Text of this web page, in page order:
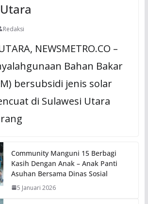
Redaksi
NEWSMETRO.CO –
Bahan Bakar
bersubsidi jenis solar
di Sulawesi Utara
Community Manguni 15 Berbagi
Kasih Dengan Anak – Anak Panti
Asuhan Bersama Dinas Sosial
5 Januari 2026